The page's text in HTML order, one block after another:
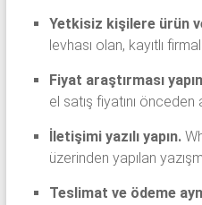
Yetkisiz kişilere ürün
levhası olan, kayıtlı
Fiyat araştırması
el satış fiyatını önceden
İletişimi yazılı yapın.
üzerinden yapılan
Teslimat ve ödeme